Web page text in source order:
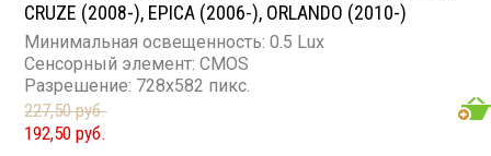
CRUZE (2008-), EPICA (2006-), ORLANDO (2010-)
Минимальная освещенность: 0.5 Lux
Сенсорный элемент: CMOS
Разрешение: 728x582 пикс.
227,50 руб.
192,50 руб.